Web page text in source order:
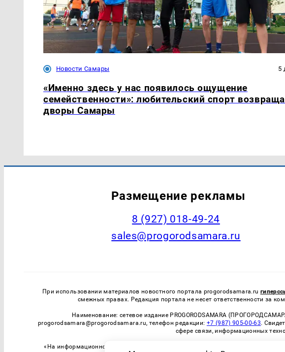
Новости Самары 5
«Именно здесь у нас появилось ощущение
семейственности»: любительский спорт
дворы Самары
Размещение рекламы
8 (927) 018-49-24
sales@progorodsamara.ru
При использовании материалов новостного портала progorodsamara.ru
смежных правах. Редакция портала не несет ответственности за
Наименование: сетевое издание PROGORODSAMARA
progorodsamara@progorodsamara.ru, телефон редакции: +7 (987) 905-00-63.
сфере связи, информационных
«На информационном ресурсе применяются рекомендательные технологии